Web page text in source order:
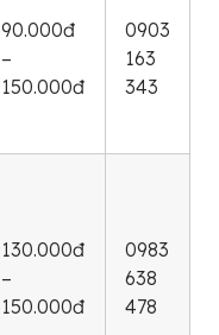
90.000đ
–
150.000đ
0903
163
343
130.000đ
–
150.000đ
0983
638
478